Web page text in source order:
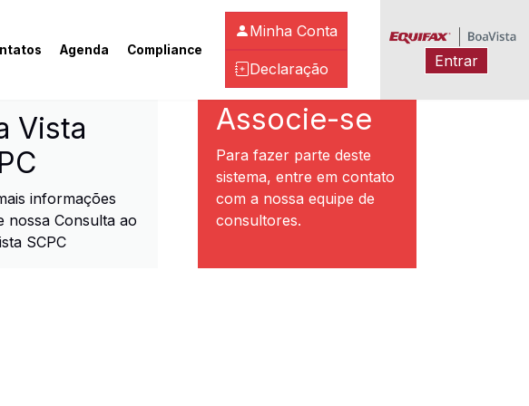
Agenda Compliance
Minha Conta
Declaração Entrar
de Ribeirão Preto
Vista
informações
nossa Consulta ao
SCPC
Associe-se
Para fazer parte deste
sistema, entre em contato
com a nossa equipe de
consultores.